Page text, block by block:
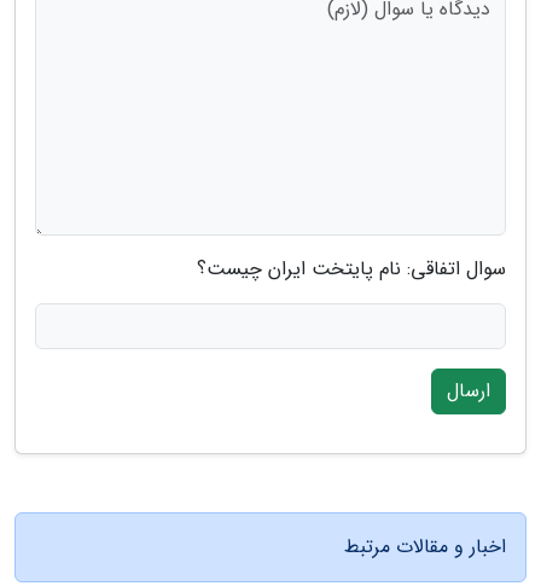
سوال اتفاقی: نام پایتخت ایران چیست؟
ارسال
اخبار و مقالات مرتبط